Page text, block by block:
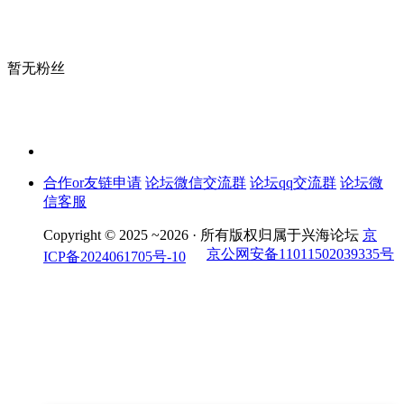
暂无粉丝
合作or友链申请 论坛微信交流群 论坛qq交流群 论坛微
信客服
Copyright © 2025 ~2026 · 所有版权归属于兴海论坛 京
ICP备2024061705号-10
京公网安备11011502039335号